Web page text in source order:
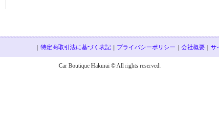
特定商取引法に基づく表記 プライバシーポリシー 会社概要 サ
Car Boutique Hakurai © All rights reserved.